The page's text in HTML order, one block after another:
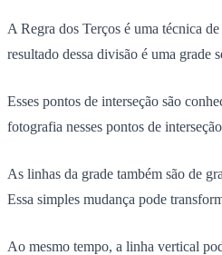
A Regra dos Terços é uma técnica
resultado dessa divisão é uma grade
Esses pontos de interseção são
fotografia nesses pontos de
As linhas da grade também são de
Essa simples mudança pode
Ao mesmo tempo, a linha vertical